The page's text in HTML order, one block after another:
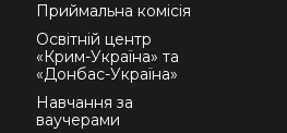
Приймальна комісія
Освітній центр
«Крим-Україна» та
«Донбас-Україна»
Навчання за
ваучерами